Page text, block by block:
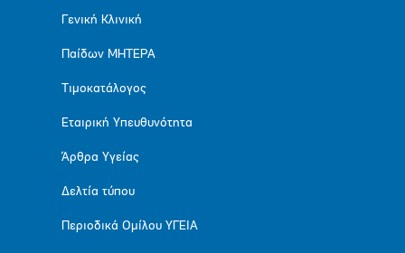
Γενική Κλινική
Παίδων ΜΗΤΕΡΑ
Τιμοκατάλογος
Εταιρική Υπευθυνότητα
Άρθρα Υγείας
Δελτία τύπου
Περιοδικά Ομίλου ΥΓΕΙΑ